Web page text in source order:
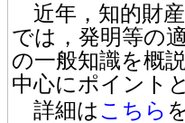
近年，知的財
では，発明等の
の一般知識を概
中心にポイント
詳細はこちら